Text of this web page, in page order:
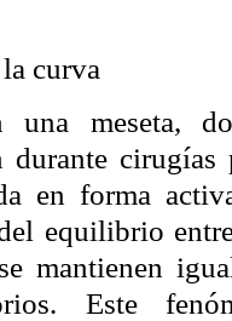
curva
una meseta,
durante
en forma
equilibrio
mantienen
Este